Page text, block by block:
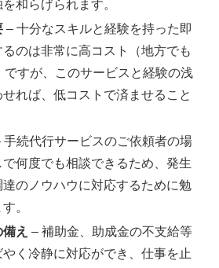
和らげられます。
– 十分なスキルと経験を持った即
のは非常に高コスト（地方でも
ですが、このサービスと経験の浅
れば、低コストで済ませること
続代行サービスのご依頼者の場
何度でも相談できるため、発生
のノウハウに対応するために勉
。
え – 補助金、助成金の不支給等
く冷静に対応ができ、仕事を止